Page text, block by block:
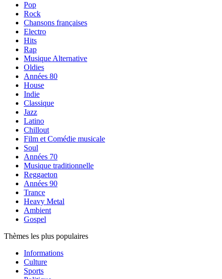
Pop
Rock
Chansons françaises
Electro
Hits
Rap
Musique Alternative
Oldies
Années 80
House
Indie
Classique
Jazz
Latino
Chillout
Film et Comédie musicale
Soul
Années 70
Musique traditionnelle
Reggaeton
Années 90
Trance
Heavy Metal
Ambient
Gospel
Thèmes les plus populaires
Informations
Culture
Sports